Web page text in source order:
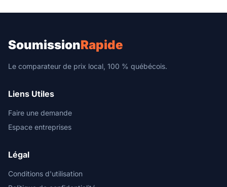
SoumissionRapide
Le comparateur de prix local, 100 % québécois.
Liens Utiles
Faire une demande
Espace entreprises
Légal
Conditions d'utilisation